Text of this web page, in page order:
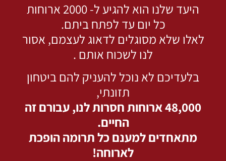
היעד שלנו הוא להגיע ל- 2000 ארוחות
כל יום עד לפתח ביתם.
לאלו שלא מסוגלים לדאוג לעצמם, אסור
לנו לשכוח אותם .
בלעדיכם לא נוכל להעניק להם ביטחון
תזונתי,
48,000 ארוחות חסרות לנו, עבורם זה
החיים.
מתאחדים למענם כל תרומה הופכת
לארוחה!